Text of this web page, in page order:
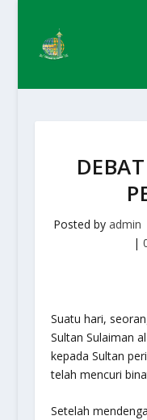
Posted byadmin
|
Suatu hari,
Sultan Sulaiman
kepada Sultan
telah mencuri
Setelah